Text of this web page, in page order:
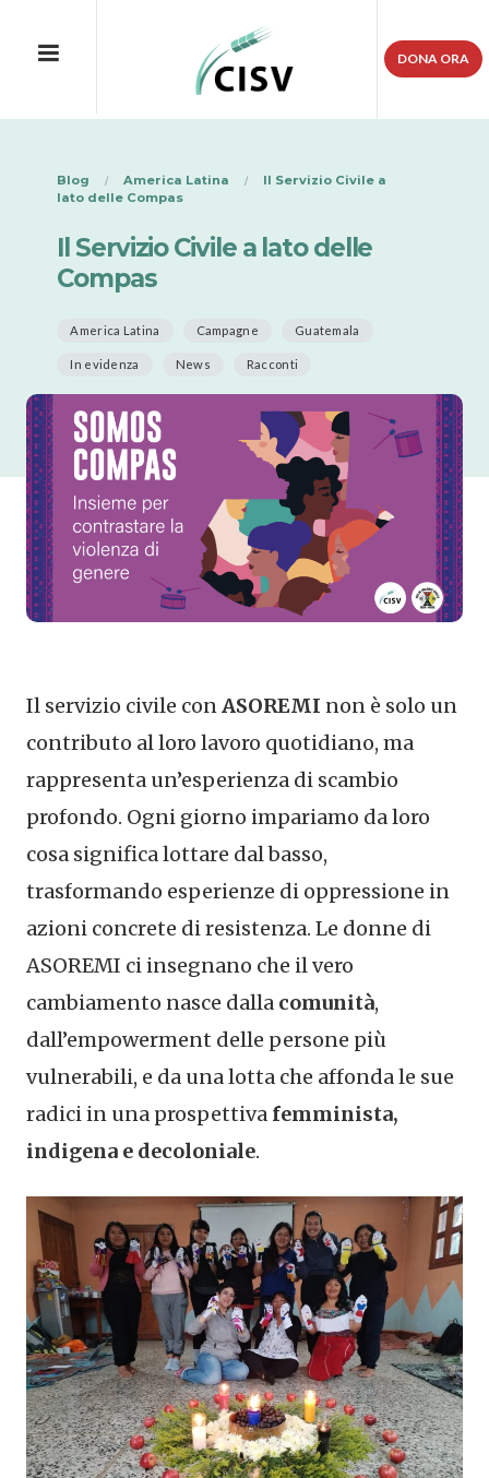
DONA ORA
Blog America Latina
Il Servizio Civile a
lato delle Compas
Il Servizio Civile a lato delle
Compas
America Latina Campagne Guatemala
In evidenza News Racconti
Il servizio civile conASOREMI non è solo un
contributo al loro lavoro quotidiano, ma
rappresenta un’esperienza di scambio
profondo. Ogni giorno impariamo da loro
cosa significa lottare dal basso,
trasformando esperienze di oppressione in
azioni concrete di resistenza. Le donne di
ASOREMI ci insegnano che il vero
cambiamento nasce dalla comunità,
dall’empowerment delle persone più
vulnerabili, e da una lotta che affonda le sue
radici in una prospettiva femminista,
indigena e decoloniale.